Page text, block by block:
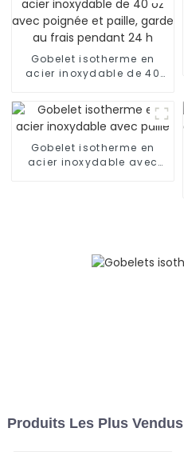
Gobelet isotherme en
acier inoxydable de 40
garde au frais pendant
24 h
Gobelet isotherme en
acier inoxydable avec
Produits Les Plus Vendus